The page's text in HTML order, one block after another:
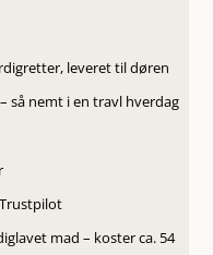
leveret til døren
så nemt i en travl hverdag
mad – koster ca. 54